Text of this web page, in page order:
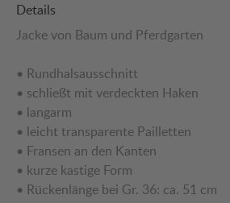
Details
Jacke von Baum und Pferdgarten
• Rundhalsausschnitt
• schließt mit verdeckten Haken
• langarm
• leicht transparente Pailletten
• Fransen an den Kanten
• kurze kastige Form
• Rückenlänge bei Gr. 36: ca. 51 cm